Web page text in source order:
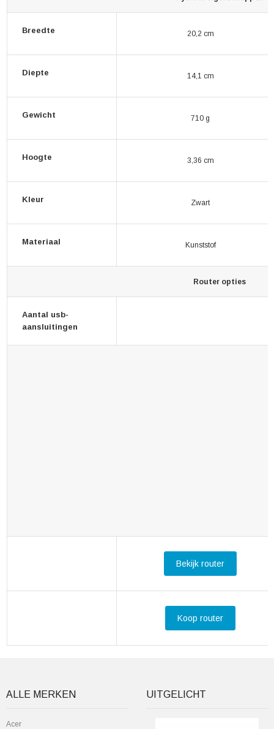
Breedte 20,2 cm
Diepte 14,1 cm
Gewicht 710 g
Hoogte 3,36 cm
Kleur Zwart
Materiaal Kunststof
Router opties
Aantal usb-
aansluitingen
Bekijk router
Koop router
ALLE MERKEN
Acer
UITGELICHT